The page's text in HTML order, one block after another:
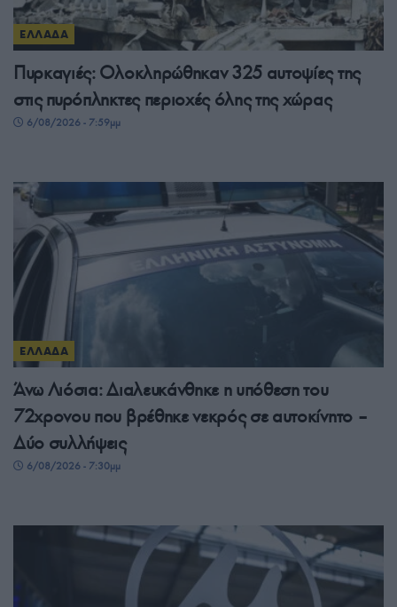
ΕΛΛΑΔΑ
Πυρκαγιές: Ολοκληρώθηκαν 325 αυτοψίες της
στις πυρόπληκτες περιοχές όλης της χώρας
6/08/2026 - 7:59μμ
ΕΛΛΑΔΑ
Άνω Λιόσια: Διαλευκάνθηκε η υπόθεση του
72χρονου που βρέθηκε νεκρός σε αυτοκίνητο –
Δύο συλλήψεις
6/08/2026 - 7:30μμ